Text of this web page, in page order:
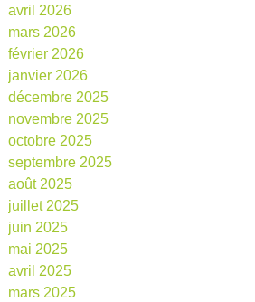
avril 2026
mars 2026
février 2026
janvier 2026
décembre 2025
novembre 2025
octobre 2025
septembre 2025
août 2025
juillet 2025
juin 2025
mai 2025
avril 2025
mars 2025